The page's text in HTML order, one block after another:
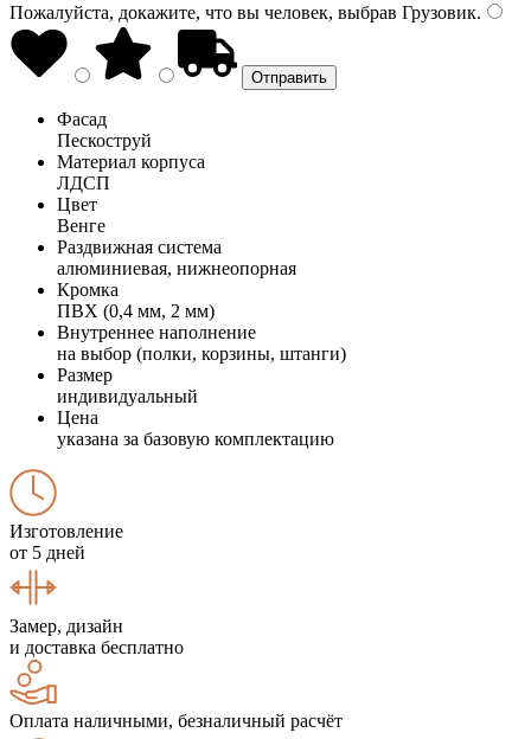
Пожалуйста, докажите, что вы человек, выбрав Грузовик.
Фасад
Пескоструй
Материал корпуса
ЛДСП
Цвет
Венге
Раздвижная система
алюминиевая, нижнеопорная
Кромка
ПВХ (0,4 мм, 2 мм)
Внутреннее наполнение
на выбор (полки, корзины, штанги)
Размер
индивидуальный
Цена
указана за базовую комплектацию
Изготовление
от 5 дней
Замер, дизайн
и доставка бесплатно
Оплата наличными, безналичный расчёт